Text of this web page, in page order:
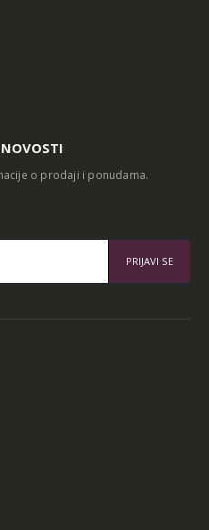
NOVOSTI
o prodaji i ponudama.